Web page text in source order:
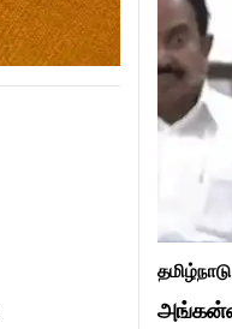
தமிழ்நாடு